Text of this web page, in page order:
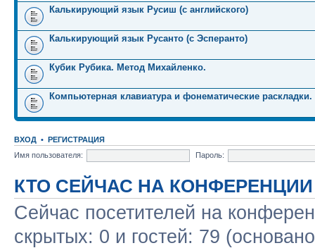
Калькирующий язык Русиш (с английского)
Калькирующий язык Русанто (с Эсперанто)
Кубик Рубика. Метод Михайленко.
Компьютерная клавиатура и фонематические раскладки.
ВХОД • РЕГИСТРАЦИЯ
Имя пользователя:
Пароль:
КТО СЕЙЧАС НА КОНФЕРЕНЦИИ
Сейчас посетителей на
скрытых: 0 и гостей: 79